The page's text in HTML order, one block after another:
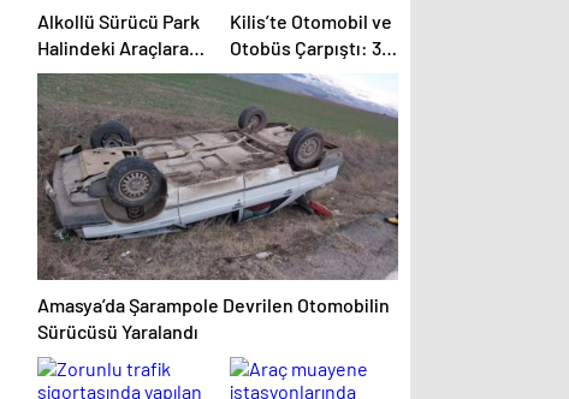
Alkollü Sürücü Park
Halindeki Araçlara
Çarptı
Kilis’te Otomobil ve
Otobüs Çarpıştı: 3
Yaralı
Amasya’da Şarampole Devrilen Otomobilin
Sürücüsü Yaralandı